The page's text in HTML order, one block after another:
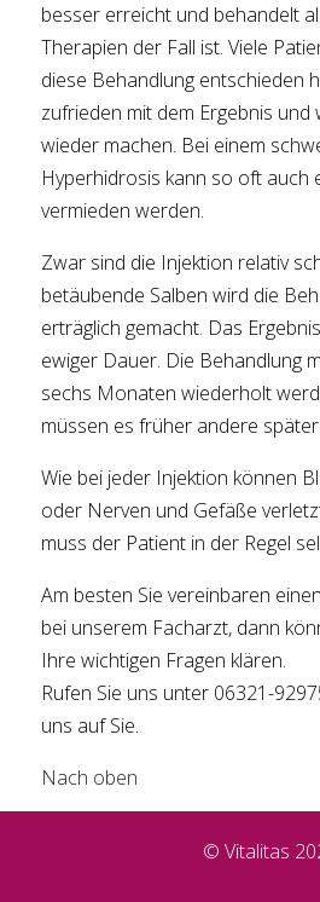
besser erreicht und behandelt
Therapien der Fall ist. Viele
diese Behandlung entschieden
zufrieden mit dem Ergebnis und
wieder machen. Bei einem
Hyperhidrosis kann so oft auch
vermieden werden.
Zwar sind die Injektion relativ
betäubende Salben wird die
erträglich gemacht. Das
ewiger Dauer. Die Behandlung
sechs Monaten wiederholt
müssen es früher andere
Wie bei jeder Injektion können
oder Nerven und Gefäße
muss der Patient in der Regel
Am besten Sie vereinbaren
bei unserem Facharzt, dann
Ihre wichtigen Fragen klären.
Rufen Sie uns unter 06321-
uns auf Sie.
Nach oben
© Vitalitas